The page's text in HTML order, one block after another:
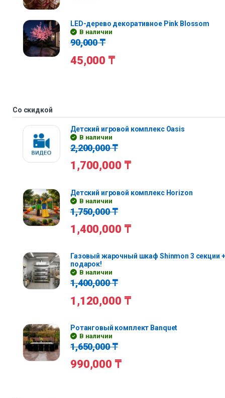
LED-дерево декоративное Pink Blossom
В наличии
90,000₸
45,000 ₸
Со скидкой
Детский игровой комплекс Oasis
В наличии
2,200,000₸
1,700,000 ₸
Детский игровой комплекс Horizon
В наличии
1,750,000₸
1,400,000 ₸
Газовый жарочный шкаф Shinmon 3 секции
подарок!
В наличии
1,400,000₸
1,120,000 ₸
Ротанговый комплект Banquet
В наличии
1,650,000₸
990,000 ₸